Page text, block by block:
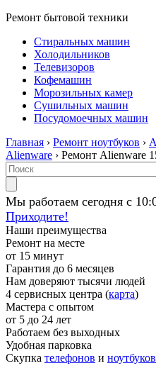
Ремонт бытовой техники
Стиральных машин
Холодильников
Телевизоров
Кофемашин
Морозильных камер
Сушильных машин
Посудомоечных машин
Главная › Ремонт ноутбуков ›
Alienware › Ремонт Alienware
Мы работаем сегодня с
Приходите!
Наши преимущества
Ремонт на месте
от 15 минут
Гарантия до 6 месяцев
Нам доверяют тысячи людей
4 сервисных центра (карта)
Мастера с опытом
от 5 до 24 лет
Работаем без выходных
Удобная парковка
Скупка телефонов и ноутбуков